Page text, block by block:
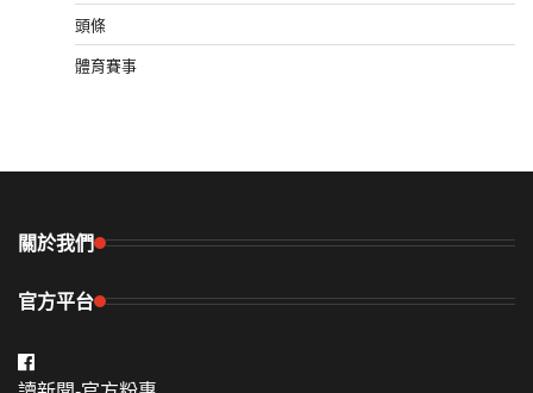
頭條
體育賽事
關於我們
官方平台